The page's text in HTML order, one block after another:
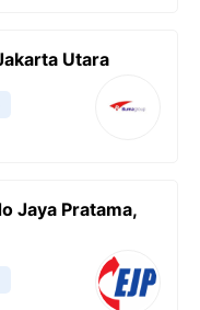
Utara
Jaya Pratama,